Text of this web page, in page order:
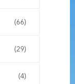
(66)
(29)
(4)